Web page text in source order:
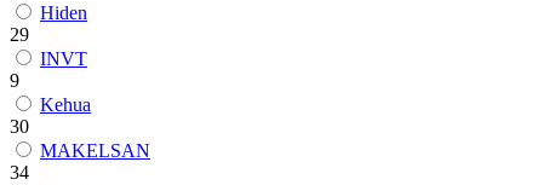
Hiden
29
INVT
9
Kehua
30
MAKELSAN
34